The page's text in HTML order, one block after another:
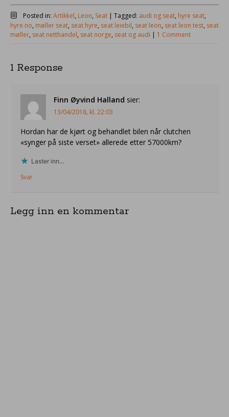
Posted in: Artikkel, Leon, Seat | Tagged: audi og seat, hyre seat,
hyre.no, møller seat, seat hyre, seat leiebil, seat leon, seat leon test, seat
møller, seat netthandel, seat norge, seat og audi | 1 Comment
1 Response
Finn Øyvind Halland sier:
13/04/2018, kl. 22:03
Hordan har de kjørt og behandlet bilen når clutchen
«synger på siste verset» allerede etter 57000km?
Laster inn...
Svar
Legg inn en kommentar